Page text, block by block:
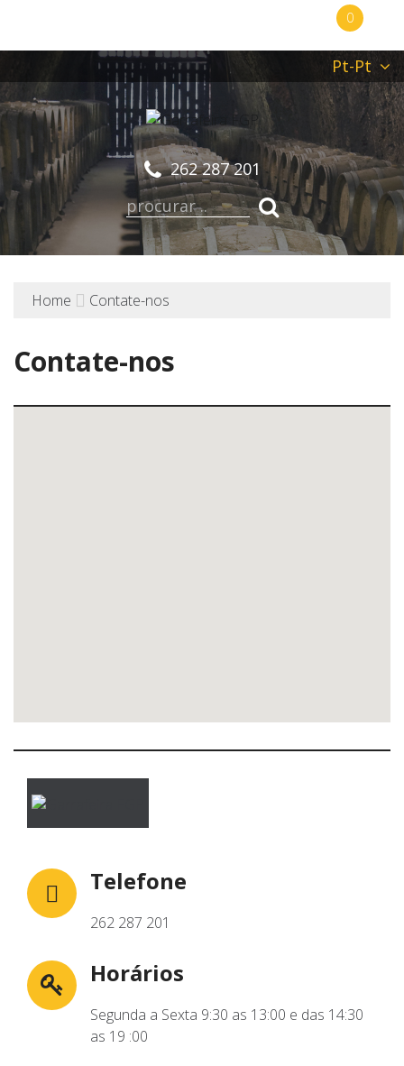
0
Pt-Pt
262 287 201
Home Contate-nos
Contate-nos
Telefone
262 287 201
Horários
Segunda a Sexta 9:30 as 13:00 e das 14:30
as 19 :00